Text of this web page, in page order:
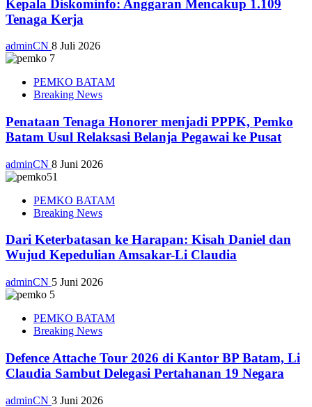
Kepala Diskominfo: Anggaran Mencakup 1.109
Tenaga Kerja
adminCN 8 Juli 2026
PEMKO BATAM
Breaking News
Penataan Tenaga Honorer menjadi PPPK, Pemko
Batam Usul Relaksasi Belanja Pegawai ke Pusat
adminCN 8 Juni 2026
PEMKO BATAM
Breaking News
Dari Keterbatasan ke Harapan: Kisah Daniel dan
Wujud Kepedulian Amsakar-Li Claudia
adminCN 5 Juni 2026
PEMKO BATAM
Breaking News
Defence Attache Tour 2026 di Kantor BP Batam, Li
Claudia Sambut Delegasi Pertahanan 19 Negara
adminCN 3 Juni 2026